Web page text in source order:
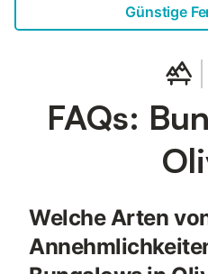
Günstige
FAQs:
Welche Arten